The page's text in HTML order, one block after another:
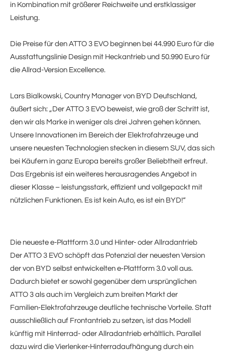
in Kombination mit größerer Reichweite und erstklassiger
Leistung.
Die Preise für den ATTO 3 EVO beginnen bei 44.990 Euro für die
Ausstattungslinie Design mit Heckantrieb und 50.990 Euro für
die Allrad-Version Excellence.
Lars Bialkowski, Country Manager von BYD Deutschland,
äußert sich: „Der ATTO 3 EVO beweist, wie groß der Schritt ist,
den wir als Marke in weniger als drei Jahren gehen können.
Unsere Innovationen im Bereich der Elektrofahrzeuge und
unsere neuesten Technologien stecken in diesem SUV, das sich
bei Käufern in ganz Europa bereits großer Beliebtheit erfreut.
Das Ergebnis ist ein weiteres herausragendes Angebot in
dieser Klasse – leistungsstark, effizient und vollgepackt mit
nützlichen Funktionen. Es ist kein Auto, es ist ein BYD!“
Die neueste e-Plattform 3.0 und Hinter- oder Allradantrieb
Der ATTO 3 EVO schöpft das Potenzial der neuesten Version
der von BYD selbst entwickelten e‑Plattform 3.0 voll aus.
Dadurch bietet er sowohl gegenüber dem ursprünglichen
ATTO 3 als auch im Vergleich zum breiten Markt der
Familien‑Elektrofahrzeuge deutliche technische Vorteile. Statt
ausschließlich auf Frontantrieb zu setzen, ist das Modell
künftig mit Hinterrad- oder Allradantrieb erhältlich. Parallel
dazu wird die Vierlenker-Hinterradaufhängung durch ein